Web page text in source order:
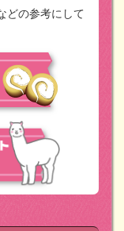
どの参考にして